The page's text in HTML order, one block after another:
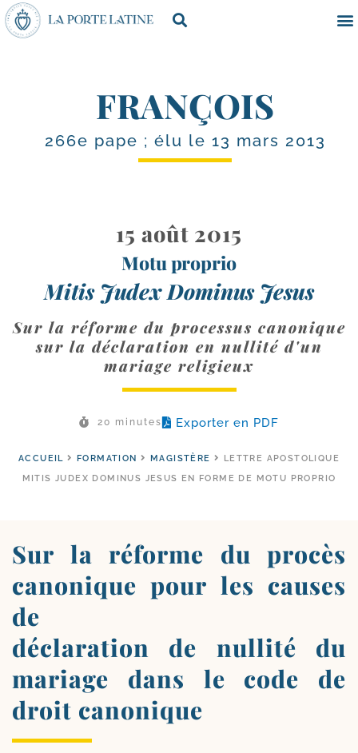
FRANÇOIS
266e pape ; élu le 13 mars 2013
15 août 2015
Motu proprio
Mitis Judex Dominus Jesus
Sur la réforme du processus canonique
sur la déclaration en nullité d'un
mariage religieux
20 minutes Exporter en PDF
ACCUEIL FORMATION MAGISTÈRE
LETTRE APOSTOLIQUE
MITIS JUDEX DOMINUS JESUS EN FORME DE MOTU PROPRIO
Sur la réforme du procès
canonique pour les causes
de
déclaration de nullité du
mariage dans le code de
droit canonique